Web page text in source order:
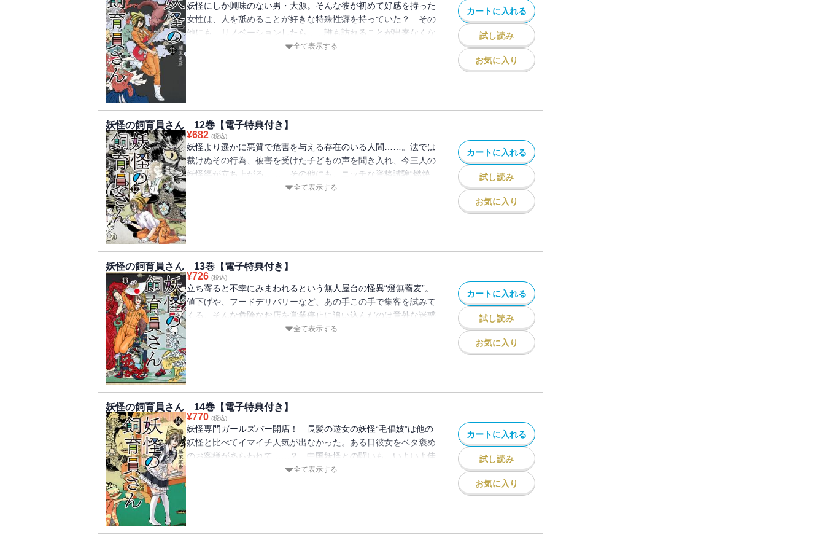
妖怪にしか興味のない男・大源。そんな彼が初めて好感を持った
女性は、人を舐めることが好きな特殊性癖を持っていた？ その
他にも、リノベーションしたら……誰も訪れることが出来なくな
った“迷い家”、後継者不足に悩む“魔女”など収録。【電子版特
全て表示する
カートに入れる
試し読み
お気に入り
妖怪の飼育員さん 12巻【電子特典付き】
¥682 (税込)
妖怪より遥かに悪質で危害を与える存在のいる人間……。法では
裁けぬその行為、被害を受けた子どもの声を聞き入れ、今三人の
妖怪婆が立ち上がる……。その他にも、ニッチな資格試験“燃焼
系妖怪管理士”の資格取得を目指す鳥月、常に笑ってる妖怪“ケラ
全て表示する
カートに入れる
試し読み
お気に入り
妖怪の飼育員さん 13巻【電子特典付き】
¥726 (税込)
立ち寄ると不幸にみまわれるという無人屋台の怪異“燈無蕎麦”。
値下げや、フードデリバリーなど、あの手この手で集客を試みて
くる。そんな危険なお店を営業停止に追い込んだのは意外な迷惑
行為だった……。その他にも、“ヤクザVS妖怪”の草野球や、飽食
全て表示する
カートに入れる
試し読み
お気に入り
妖怪の飼育員さん 14巻【電子特典付き】
¥770 (税込)
妖怪専門ガールズバー開店！ 長髪の遊女の妖怪“毛倡妓”は他の
妖怪と比べてイマイチ人気が出なかった。ある日彼女をベタ褒め
のお客様があらわれて……？ 中国妖怪との闘いも、いよいよ佳
境な第14巻！【電子版特典】巻末には電子書籍限定のおまけマ
全て表示する
カートに入れる
試し読み
お気に入り